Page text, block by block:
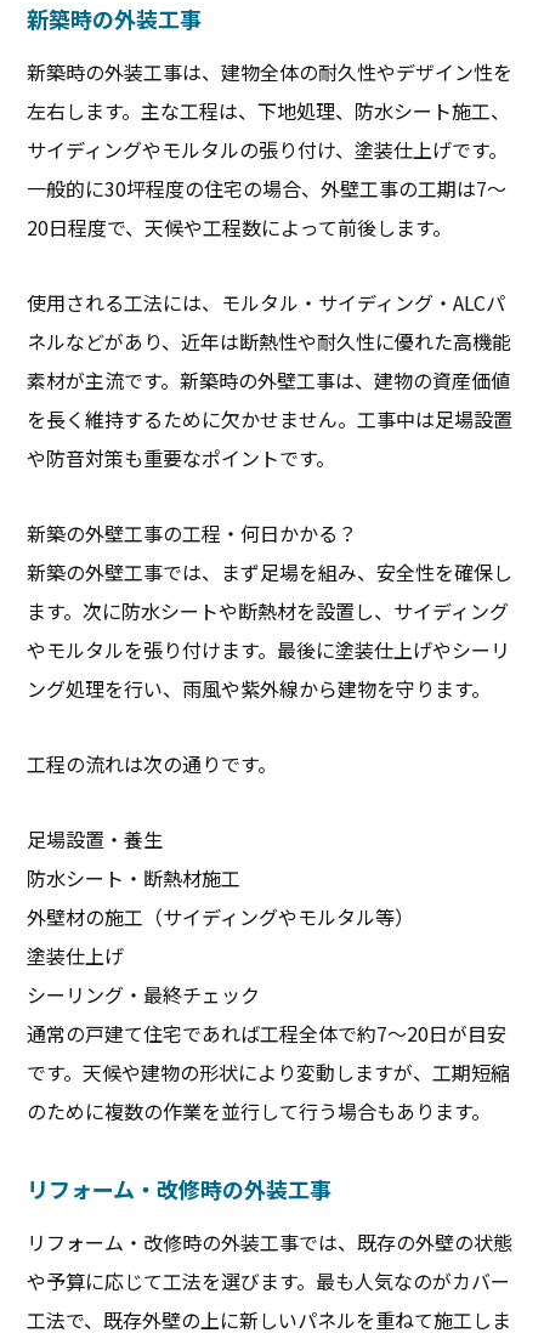
新築時の外装工事
新築時の外装工事は、建物全体の耐久性やデザイン性を
左右します。主な工程は、下地処理、防水シート施工、
サイディングやモルタルの張り付け、塗装仕上げです。
一般的に30坪程度の住宅の場合、外壁工事の工期は7～
20日程度で、天候や工程数によって前後します。
使用される工法には、モルタル・サイディング・ALCパ
ネルなどがあり、近年は断熱性や耐久性に優れた高機能
素材が主流です。新築時の外壁工事は、建物の資産価値
を長く維持するために欠かせません。工事中は足場設置
や防音対策も重要なポイントです。
新築の外壁工事の工程・何日かかる？
新築の外壁工事では、まず足場を組み、安全性を確保し
ます。次に防水シートや断熱材を設置し、サイディング
やモルタルを張り付けます。最後に塗装仕上げやシーリ
ング処理を行い、雨風や紫外線から建物を守ります。
工程の流れは次の通りです。
足場設置・養生
防水シート・断熱材施工
外壁材の施工（サイディングやモルタル等）
塗装仕上げ
シーリング・最終チェック
通常の戸建て住宅であれば工程全体で約7～20日が目安
です。天候や建物の形状により変動しますが、工期短縮
のために複数の作業を並行して行う場合もあります。
リフォーム・改修時の外装工事
リフォーム・改修時の外装工事では、既存の外壁の状態
や予算に応じて工法を選びます。最も人気なのがカバー
工法で、既存外壁の上に新しいパネルを重ねて施工しま